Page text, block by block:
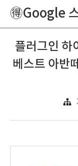
🉐Google
플러그인 하
베스트 아반